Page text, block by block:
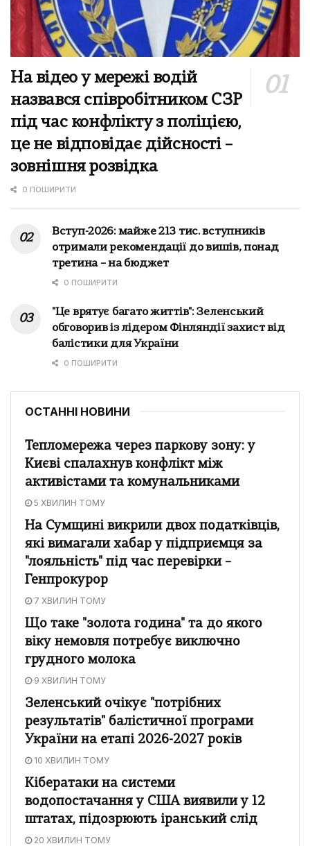
На відео у мережі водій
назвався співробітником СЗР
під час конфлікту з поліцією,
це не відповідає дійсності –
зовнішня розвідка
0 ПОШИРИТИ
Вступ-2026: майже 213 тис. вступників
отримали рекомендації до вишів, понад
третина – на бюджет
0 ПОШИРИТИ
"Це врятує багато життів": Зеленський
обговорив із лідером Фінляндії захист від
балістики для України
0 ПОШИРИТИ
ОСТАННІ НОВИНИ
Тепломережа через паркову зону: у
Києві спалахнув конфлікт між
активістами та комунальниками
5 ХВИЛИН ТОМУ
На Сумщині викрили двох податківців,
які вимагали хабар у підприємця за
"лояльність" під час перевірки –
Генпрокурор
7 ХВИЛИН ТОМУ
Що таке "золота година" та до якого
віку немовля потребує виключно
грудного молока
9 ХВИЛИН ТОМУ
Зеленський очікує "потрібних
результатів" балістичної програми
України на етапі 2026-2027 років
10 ХВИЛИН ТОМУ
Кібератаки на системи
водопостачання у США виявили у 12
штатах, підозрюють іранський слід
20 ХВИЛИН ТОМУ